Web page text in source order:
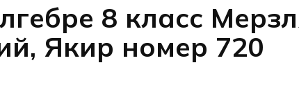
8 класс
Якир номер 720